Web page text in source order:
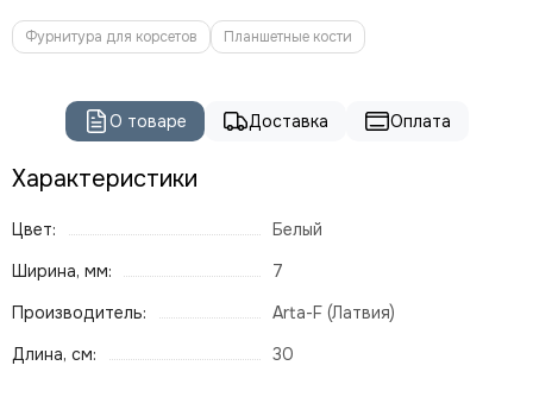
Фурнитура для корсетов Планшетные кости
О товаре Доставка Оплата
Характеристики
Цвет:
Белый
Ширина, мм:
7
Производитель:
Arta-F (Латвия)
Длина, см:
30